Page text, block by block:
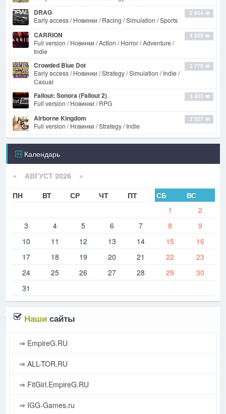
5 854
DRAG
Early access / Новинки / Racing / Simulation / Sports
4 508
CARRION
Full version / Новинки / Action / Horror / Adventure /
Indie
3 779
Crowded Blue Dot
Early access / Новинки / Strategy / Simulation / Indie /
Casual
3 403
Fallout: Sonora (Fallout 2)
Full version / Новинки / RPG
2 527
Airborne Kingdom
Full version / Новинки / Strategy / Indie
Календарь
« АВГУСТ 2026 »
ПН
ВТ СР ЧТ ПТ СБ
ВС
1
2
3
4 5 6 7 8
9
10
11 12 13 14 15
16
17
18 19 20 21 22
23
24
25 26 27 28 29
30
31
Наши сайты
⇒ EmpireG.RU
⇒ ALL-TOR.RU
⇒ FitGirl.EmpireG.RU
⇒ IGG-Games.ru